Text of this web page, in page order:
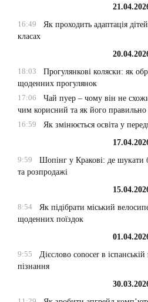
16:49
Як проходить адаптація
класах
18:03
Прогулянкові коляски: як
щоденних прогулянок
17:06
Чай пуер – чому він не
чим корисний та як його правильно
16:59
Як змінюється освіта у
9:59
Шопінг у Кракові: де шукати
та розпродажі
8:54
Як підібрати міський
щоденних поїздок
9:55
Дієслово conocer в
пізнання